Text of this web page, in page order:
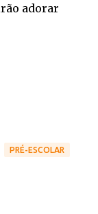
adorar
PRÉ-ESCOLAR